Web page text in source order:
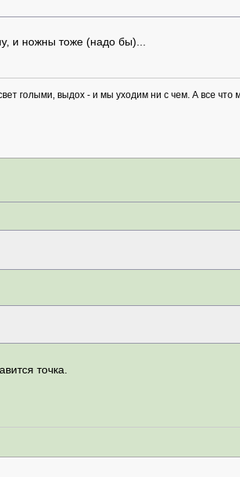
и ножны тоже (надо бы)...
голыми, выдох - и мы уходим ни с чем. А все что
точка.